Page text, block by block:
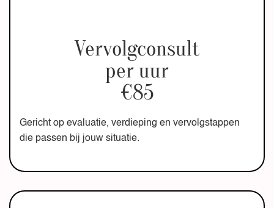
Vervolgconsult
per uur
€85
Gericht op evaluatie, verdieping en vervolgstappen
die passen bij jouw situatie.